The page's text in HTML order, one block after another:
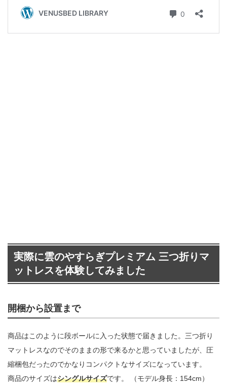
実際に雲のやすらぎプレミアム 三つ折りマ
ットレスを体験してみました
開梱から設置まで
商品はこのように段ボールに入った状態で届きました。三つ折り
マットレスなのでそのままの形で来るかと思っていましたが、圧
縮梱包だったのでかなりコンパクトなサイズになっています。
商品のサイズはシングルサイズです。 （モデル身長：154cm）